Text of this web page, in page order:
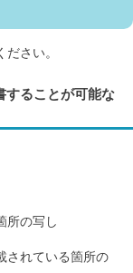
さい。
ることが可能な
所の写し
されている箇所の